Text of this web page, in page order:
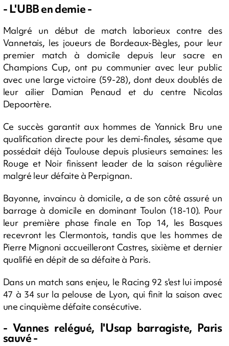
- L'UBB en demie -
Malgré un début de match laborieux contre des
Vannetais, les joueurs de Bordeaux-Bègles, pour leur
premier match à domicile depuis leur sacre en
Champions Cup, ont pu communier avec leur public
avec une large victoire (59-28), dont deux doublés de
leur ailier Damian Penaud et du centre Nicolas
Depoortère.
Ce succès garantit aux hommes de Yannick Bru une
qualification directe pour les demi-finales, sésame que
possédait déjà Toulouse depuis plusieurs semaines: les
Rouge et Noir finissent leader de la saison régulière
malgré leur défaite à Perpignan.
Bayonne, invaincu à domicile, a de son côté assuré un
barrage à domicile en dominant Toulon (18-10). Pour
leur première phase finale en Top 14, les Basques
recevront les Clermontois, tandis que les hommes de
Pierre Mignoni accueilleront Castres, sixième et dernier
qualifié en dépit de sa défaite à Paris.
Dans un match sans enjeu, le Racing 92 s'est lui imposé
47 à 34 sur la pelouse de Lyon, qui finit la saison avec
une cinquième défaite consécutive.
- Vannes relégué, l'Usap barragiste, Paris
sauvé -